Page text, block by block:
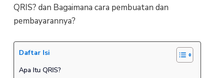
QRIS? dan Bagaimana cara pembuatan dan
pembayarannya?
Daftar Isi
Apa Itu QRIS?